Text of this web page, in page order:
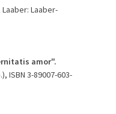
Laaber: Laaber-
amor".
ISBN 3-89007-603-